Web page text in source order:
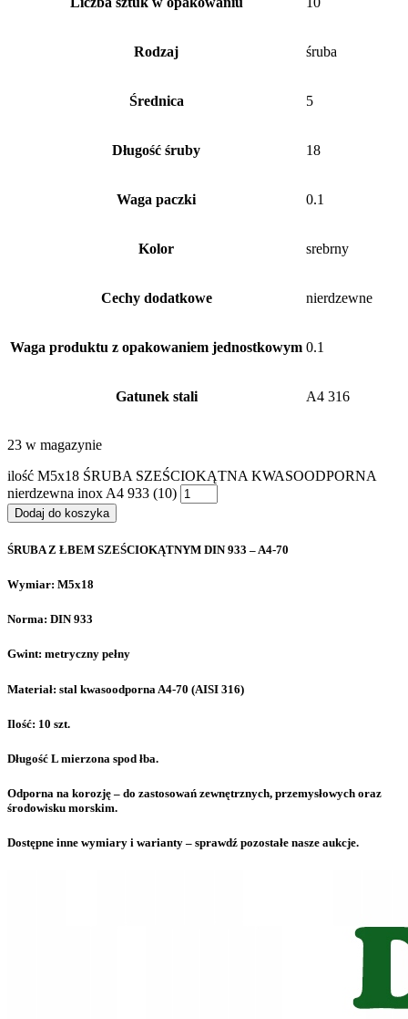
Rodzaj śruba
Średnica 5
Długość śruby 18
Waga paczki 0.1
Kolor srebrny
Cechy dodatkowe nierdzewne
Waga produktu z opakowaniem jednostkowym 0.1
Gatunek stali A4 316
23 w magazynie
ilość M5x18 ŚRUBA SZEŚCIOKĄTNA KWASOODPORNA
nierdzewna inox A4 933 (10)
Dodaj do koszyka
ŚRUBA Z ŁBEM SZEŚCIOKĄTNYM DIN 933 – A4-70
Wymiar: M5x18
Norma: DIN 933
Gwint: metryczny pełny
Materiał: stal kwasoodporna A4-70 (AISI 316)
Ilość: 10 szt.
Długość L mierzona spod łba.
Odporna na korozję – do zastosowań zewnętrznych, przemysłowych oraz
środowisku morskim.
Dostępne inne wymiary i warianty – sprawdź pozostałe nasze aukcje.